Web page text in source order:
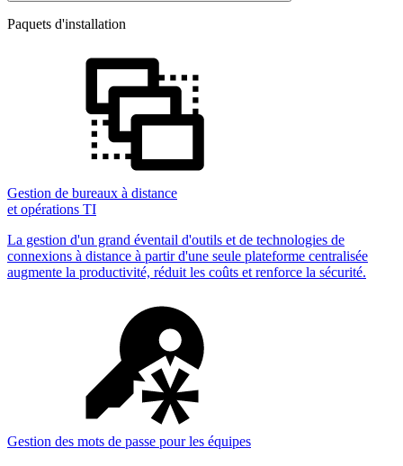
Paquets d'installation
Gestion de bureaux à distance
et opérations TI
La gestion d'un grand éventail d'outils et de technologies de
connexions à distance à partir d'une seule plateforme centralisée
augmente la productivité, réduit les coûts et renforce la sécurité.
Gestion des mots de passe pour les équipes